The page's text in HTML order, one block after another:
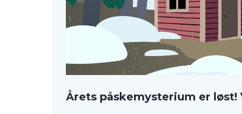
Årets påskemysterium er løst!